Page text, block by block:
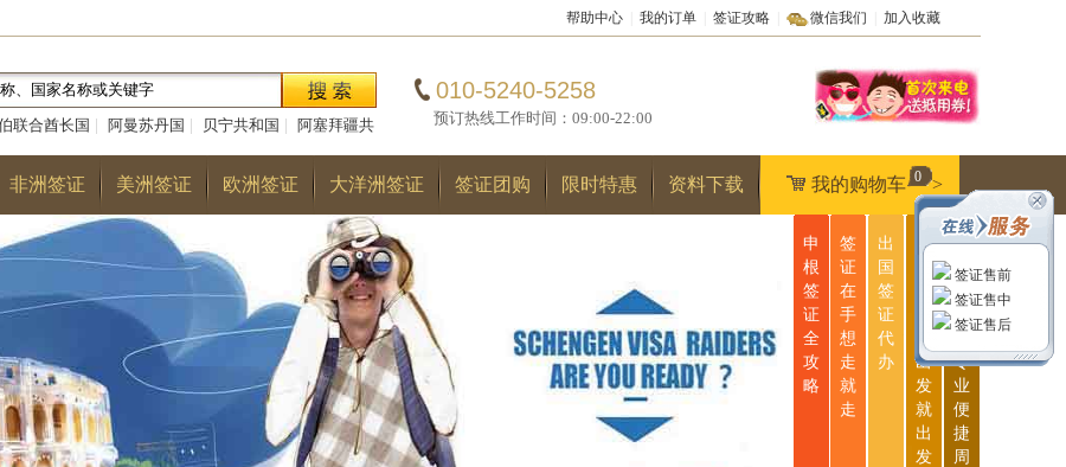
帮助中心 我的订单 签证攻略 微信我们 加入收藏
联合酋长国 阿曼苏丹国 贝宁共和国
阿塞拜疆共
|巴勒斯坦国|阿尔巴尼亚共和国|多哥共和国|巴
国|
010-5240-5258
预订热线工作时间：09:00-22:00
非洲签证 美洲签证 欧洲签证 大洋洲签证 签证团购 限时特惠 资料下载 我的购物车 >
0
申
根
签
证
全
攻
略
签
证
在
手
想
走
就
走
出
国
签
证
代
办
无
说
出
发
就
出
发
一
站
式
服
专
业
便
捷
周
签证售前
签证售中
签证售后